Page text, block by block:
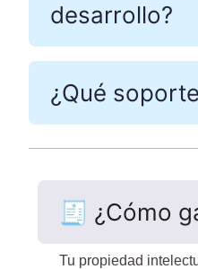
desarrollo?
¿Qué
🧾 ¿Cómo
Tu propiedad